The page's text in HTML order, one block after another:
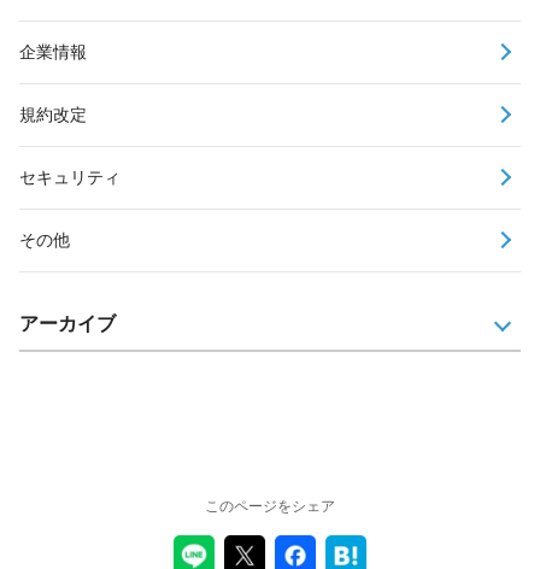
企業情報
規約改定
セキュリティ
その他
アーカイブ
このページをシェア